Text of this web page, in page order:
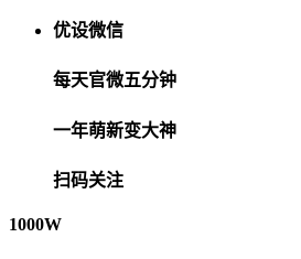
优设微信
每天官微五分钟
一年萌新变大神
扫码关注
1000W